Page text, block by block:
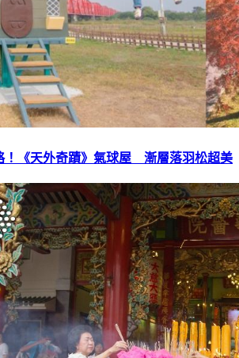
！《天外奇蹟》氣球屋 漸層落羽松超美